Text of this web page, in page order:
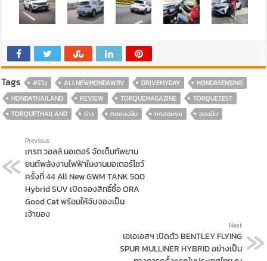
Tags #รีวิว ALLNEWHONDAWRV DRIVEMYDAY
HONDASENSING
HONDATHAILAND
REVIEW TORQUEMAGAZINE
TORQUETEST
TORQUETHAILAND
ข่าว ทดลองขับ ทดสอบรถ ลองขับ
Previous
เกรท วอลล์ มอเตอร์ จัดเต็มทัพยาน
ยนต์พลังงานไฟฟ้าในงานมอเตอร์โชว์
ครั้งที่ 44 All New GWM TANK 500
Hybrid SUV เปิดจองสิทธิ์ซื้อ ORA
Good Cat พร้อมให้จับจองเป็น
เจ้าของ
Next
เอเอเอสฯ เปิดตัว BENTLEY FLYING
SPUR MULLINER HYBRID อย่างเป็น